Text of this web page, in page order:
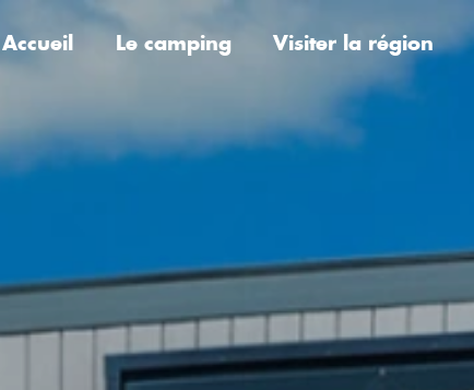
Accueil Le camping Visiter la région